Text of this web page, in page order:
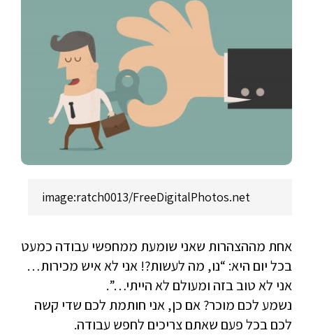
image:ratch0013/FreeDigitalPhotos.net
אחת מההצהרות שאני שומעת ממחפשי עבודה כמעט
בכל יום היא: “נו, מה לעשות?! אני לא איש מכירות…
אני לא טוב בזה ומעולם לא הייתי…”.
נשמע לכם מוכר? אם כן, אני חותמת לכם שדי קשה
לכם בכל פעם שאתם צריכים לחפש עבודה.